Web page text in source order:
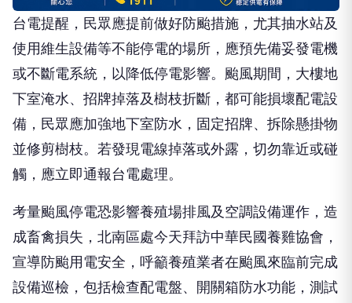
台電提醒，民眾應提前做好防颱措施，尤其抽水站及
使用維生設備等不能停電的場所，應預先備妥發電機
或不斷電系統，以降低停電影響。颱風期間，大樓地
下室淹水、招牌掉落及樹枝折斷，都可能損壞配電設
備，民眾應加強地下室防水，固定招牌、拆除懸掛物
並修剪樹枝。若發現電線掉落或外露，切勿靠近或碰
觸，應立即通報台電處理。
考量颱風停電恐影響養殖場排風及空調設備運作，造
成畜禽損失，北南區處今天拜訪中華民國養雞協會，
宣導防颱用電安全，呼籲養殖業者在颱風來臨前完成
設備巡檢，包括檢查配電盤、開關箱防水功能，測試